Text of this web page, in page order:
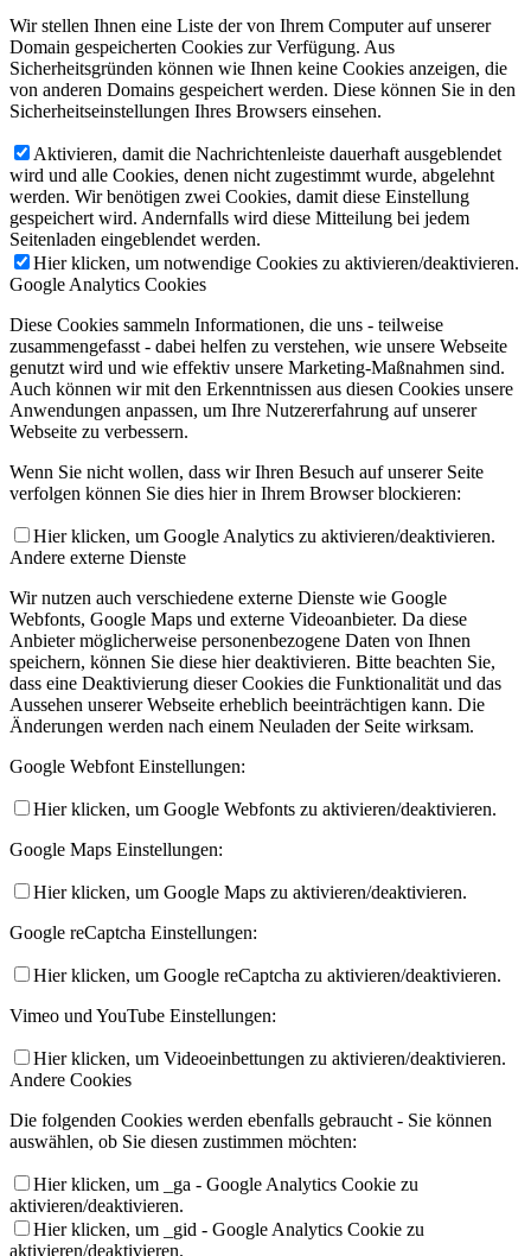
Wir stellen Ihnen eine Liste der von Ihrem Computer auf unserer
Domain gespeicherten Cookies zur Verfügung. Aus
Sicherheitsgründen können wie Ihnen keine Cookies anzeigen, die
von anderen Domains gespeichert werden. Diese können Sie in den
Sicherheitseinstellungen Ihres Browsers einsehen.
Aktivieren, damit die Nachrichtenleiste dauerhaft ausgeblendet
wird und alle Cookies, denen nicht zugestimmt wurde, abgelehnt
werden. Wir benötigen zwei Cookies, damit diese Einstellung
gespeichert wird. Andernfalls wird diese Mitteilung bei jedem
Seitenladen eingeblendet werden.
Hier klicken, um notwendige Cookies zu aktivieren/deaktivieren.
Google Analytics Cookies
Diese Cookies sammeln Informationen, die uns - teilweise
zusammengefasst - dabei helfen zu verstehen, wie unsere Webseite
genutzt wird und wie effektiv unsere Marketing-Maßnahmen sind.
Auch können wir mit den Erkenntnissen aus diesen Cookies unsere
Anwendungen anpassen, um Ihre Nutzererfahrung auf unserer
Webseite zu verbessern.
Wenn Sie nicht wollen, dass wir Ihren Besuch auf unserer Seite
verfolgen können Sie dies hier in Ihrem Browser blockieren:
Hier klicken, um Google Analytics zu aktivieren/deaktivieren.
Andere externe Dienste
Wir nutzen auch verschiedene externe Dienste wie Google
Webfonts, Google Maps und externe Videoanbieter. Da diese
Anbieter möglicherweise personenbezogene Daten von Ihnen
speichern, können Sie diese hier deaktivieren. Bitte beachten Sie,
dass eine Deaktivierung dieser Cookies die Funktionalität und das
Aussehen unserer Webseite erheblich beeinträchtigen kann. Die
Änderungen werden nach einem Neuladen der Seite wirksam.
Google Webfont Einstellungen:
Hier klicken, um Google Webfonts zu aktivieren/deaktivieren.
Google Maps Einstellungen:
Hier klicken, um Google Maps zu aktivieren/deaktivieren.
Google reCaptcha Einstellungen:
Hier klicken, um Google reCaptcha zu aktivieren/deaktivieren.
Vimeo und YouTube Einstellungen:
Hier klicken, um Videoeinbettungen zu aktivieren/deaktivieren.
Andere Cookies
Die folgenden Cookies werden ebenfalls gebraucht - Sie können
auswählen, ob Sie diesen zustimmen möchten:
Hier klicken, um _ga - Google Analytics Cookie zu
aktivieren/deaktivieren.
Hier klicken, um _gid - Google Analytics Cookie zu
aktivieren/deaktivieren.